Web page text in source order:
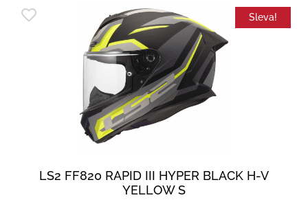
Sleva!
LS2 FF820 RAPID III HYPER BLACK H-V
YELLOW S